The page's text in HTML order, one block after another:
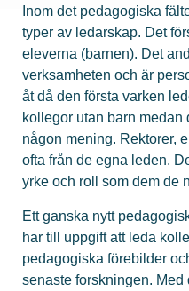
Inom det pedagogiska
typer av ledarskap. Det
eleverna (barnen). Det
verksamheten och är
åt då den första varken
kollegor utan barn
någon mening. Rektorer,
ofta från de egna leden.
yrke och roll som dem de
Ett ganska nytt
har till uppgift att leda
pedagogiska förebilder
senaste forskningen. Med